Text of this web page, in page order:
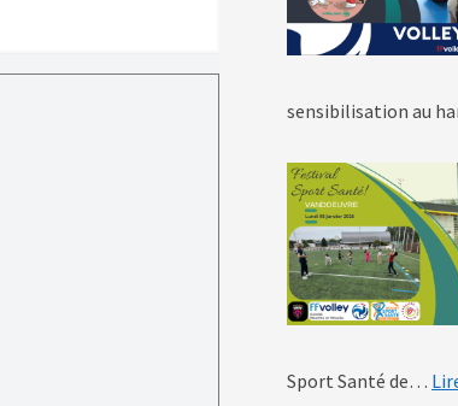
sensibilisation au
Sport Santé de…